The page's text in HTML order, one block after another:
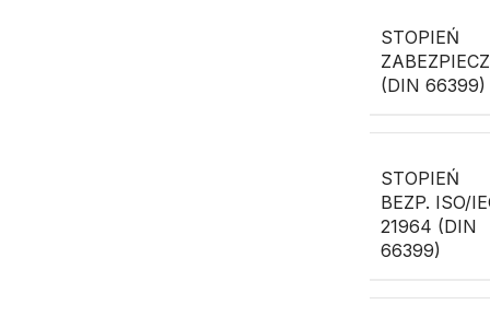
STOPIEŃ
(DIN 66399)
STOPIEŃ
BEZP. ISO/
21964 (DIN
66399)